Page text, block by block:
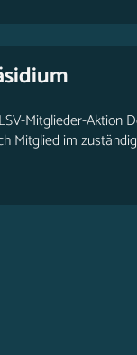
Mitglieder-
Mitglied im